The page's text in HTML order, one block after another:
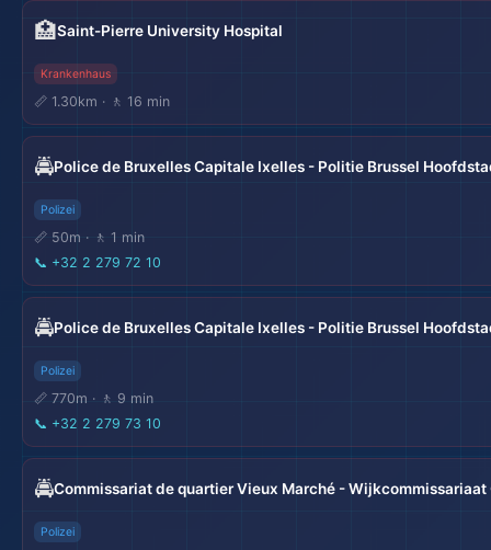
🏖️
🏥Saint-Pierre University Hospital
Krankenhaus
📏 1.30km · 🚶 16 min
🚔Police de Bruxelles Capitale Ixelles - Politie Brussel
Polizei
📏 50m · 🚶 1 min
📞 +32 2 279 72 10
🚔Police de Bruxelles Capitale Ixelles - Politie Brussel
Polizei
📏 770m · 🚶 9 min
📞 +32 2 279 73 10
🚔Commissariat de quartier Vieux Marché - Wijkcommissariaat
Polizei